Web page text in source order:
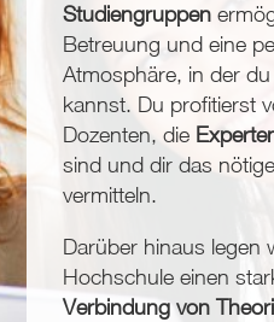
Studiengruppen
Betreuung und eine
Atmosphäre, in der
kannst. Du profitierst
Dozenten, die
sind und dir das
vermitteln.
Darüber hinaus legen
Hochschule einen
Verbindung von